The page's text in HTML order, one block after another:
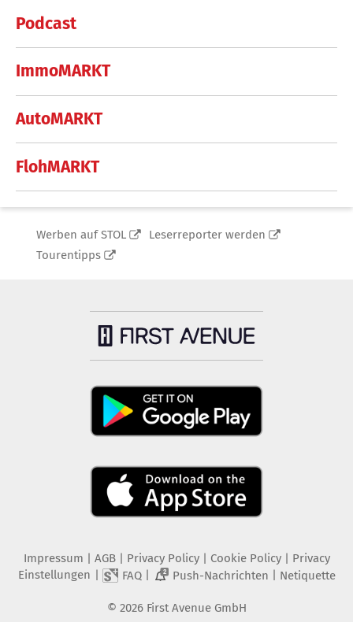
Podcast
ImmoMARKT
AutoMARKT
FlohMARKT
Werben auf STOL
Leserreporter werden
Tourentipps
Impressum | AGB | Privacy Policy| Cookie Policy| Privacy
Einstellungen | FAQ| 2 Push-Nachrichten | Netiquette
© 2026 First Avenue GmbH